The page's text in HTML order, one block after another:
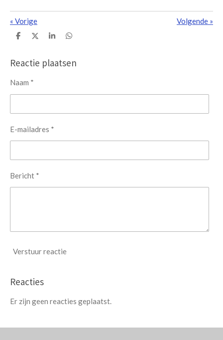
« Vorige Volgende »
D
e
n
D
l
S
r
e
D
e
n
Reactie plaatsen
Naam *
E-mailadres *
Bericht *
Verstuur reactie
Reacties
Er zijn geen reacties geplaatst.